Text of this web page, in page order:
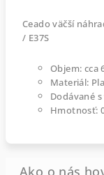
Ceado väčší
/ E37S
Objem: cca
Materiál:
Dodávané
Hmotnosť: